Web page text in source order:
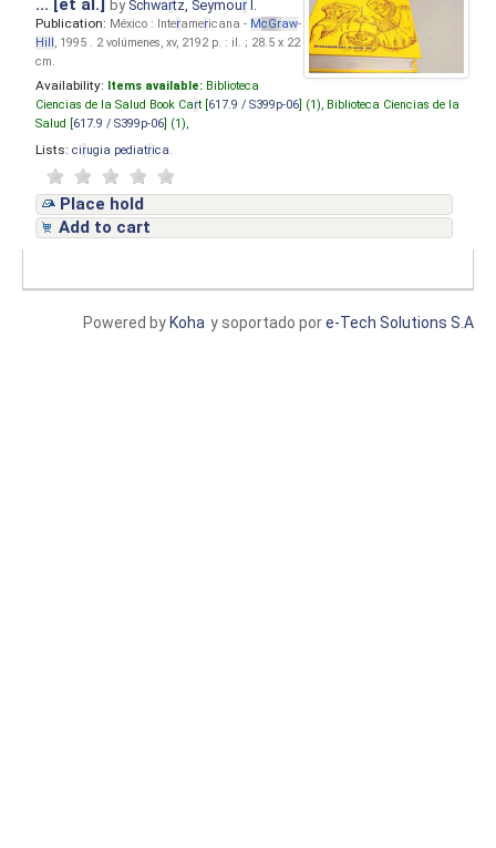
... [et al.]by Schwartz, Seymour I.
Publication: México : Interamericana - McGraw-
Hill, 1995 . 2 volúmenes, xv, 2192 p. : il. ; 28.5 x 22
cm.
Availability: Items available: Biblioteca
Ciencias de la Salud Book Cart [ 617.9 / S399p-06 ] (1), Biblioteca Ciencias de la
Salud [ 617.9 / S399p-06 ] (1),
Lists: cirugia pediatrica
Place hold
Add to cart
y soportado pore-Tech Solutions S.A
Powered by Koha